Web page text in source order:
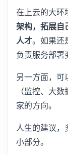
在上云的大环
架构，拓展自
人才。如果还
负责服务部署
另一方面，可
（监控、大数
家的方向。
人生的建议
小部分。